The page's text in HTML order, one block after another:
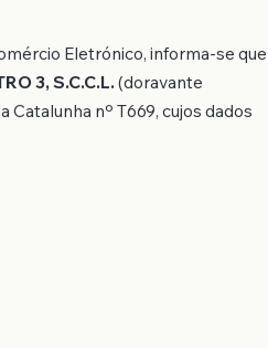
Eletrónico, informa-se que
3, S.C.C.L. (doravante
nº T669, cujos dados